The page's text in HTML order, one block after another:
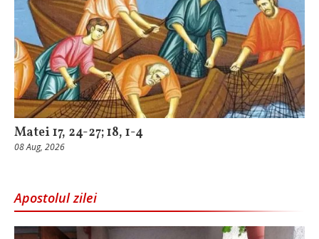
Matei 17, 24-27; 18, 1-4
08 Aug, 2026
Apostolul zilei